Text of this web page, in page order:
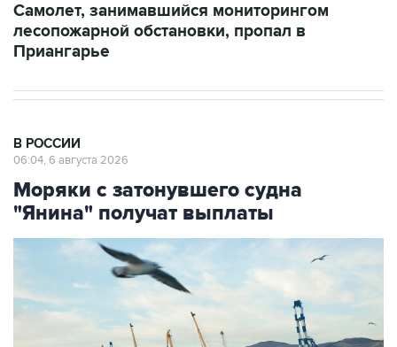
Самолет, занимавшийся мониторингом
лесопожарной обстановки, пропал в
Приангарье
В РОССИИ
06:04, 6 августа 2026
Моряки с затонувшего судна
"Янина" получат выплаты